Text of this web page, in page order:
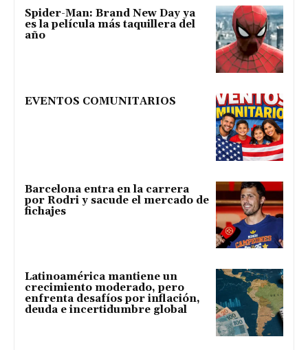
Spider-Man: Brand New Day ya
es la película más taquillera del
año
EVENTOS COMUNITARIOS
Barcelona entra en la carrera
por Rodri y sacude el mercado de
fichajes
Latinoamérica mantiene un
crecimiento moderado, pero
enfrenta desafíos por inflación,
deuda e incertidumbre global